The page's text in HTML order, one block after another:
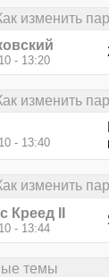
изменить
- 13:20
изменить
- 13:40
изменить
Креед II
- 13:44
темы